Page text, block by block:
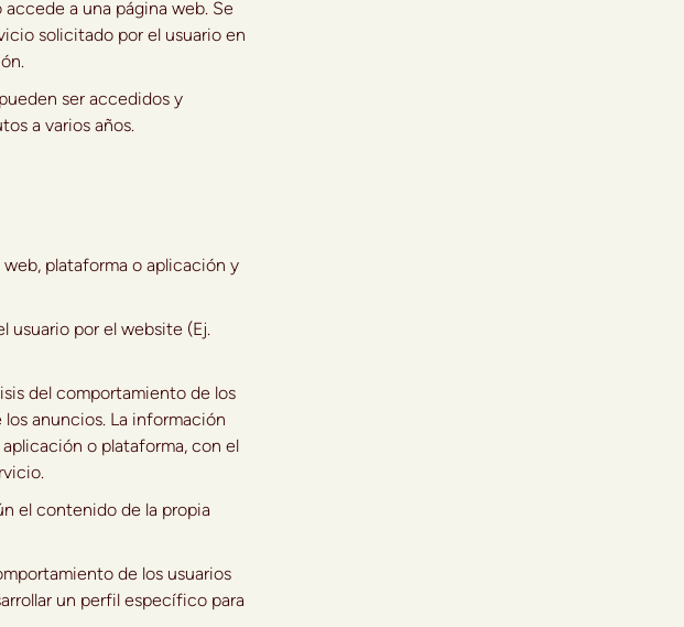
accede a una página web. Se
solicitado por el usuario en
ser accedidos y
a varios años.
plataforma o aplicación y
usuario por el website (Ej.
del comportamiento de los
anuncios. La información
o plataforma, con el
el contenido de la propia
de los usuarios
un perfil específico para